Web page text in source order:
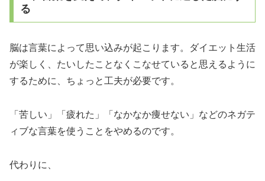
る
脳は言葉によって思い込みが起こります。ダイエット生活
が楽しく、たいしたことなくこなせていると思えるように
するために、ちょっと工夫が必要です。
「苦しい」「疲れた」「なかなか痩せない」などのネガテ
ィブな言葉を使うことをやめるのです。
代わりに、